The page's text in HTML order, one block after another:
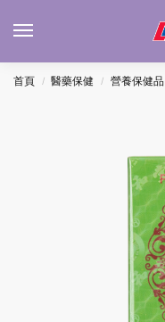
首頁 / 醫藥保健 / 營養保健品